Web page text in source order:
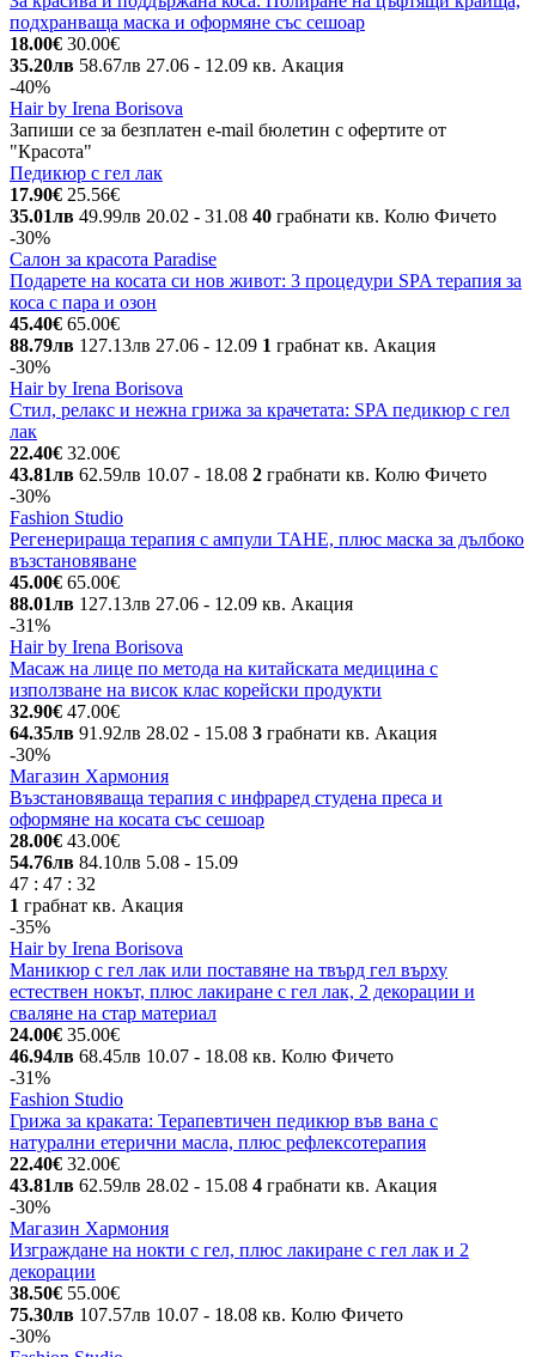
подхранваща маска и оформяне със сешоар
18.00€ 30.00€
35.20лв 58.67лв 27.06 - 12.09 кв. Акация
-40%
Hair by Irena Borisova
Запиши се за безплатен e-mail бюлетин с офертите от
"Красота"
Педикюр с гел лак
17.90€ 25.56€
35.01лв 49.99лв 20.02 - 31.08 40 грабнати кв. Колю Фичето
-30%
Салон за красота Paradise
Подарете на косата си нов живот: 3 процедури SPA терапия за
коса с пара и озон
45.40€ 65.00€
88.79лв 127.13лв 27.06 - 12.09 1 грабнат кв. Акация
-30%
Hair by Irena Borisova
Стил, релакс и нежна грижа за крачетата: SPA педикюр с гел
лак
22.40€ 32.00€
43.81лв 62.59лв 10.07 - 18.08 2 грабнати кв. Колю Фичето
-30%
Fashion Studio
Регенерираща терапия с ампули TAHE, плюс маска за дълбоко
възстановяване
45.00€ 65.00€
88.01лв 127.13лв 27.06 - 12.09 кв. Акация
-31%
Hair by Irena Borisova
Масаж на лице по метода на китайската медицина с
използване на висок клас корейски продукти
32.90€ 47.00€
64.35лв 91.92лв 28.02 - 15.08 3 грабнати кв. Акация
-30%
Магазин Хармония
Възстановяваща терапия с инфраред студена преса и
оформяне на косата със сешоар
28.00€ 43.00€
54.76лв 84.10лв 5.08 - 15.09
47 : 47 : 32
1 грабнат кв. Акация
-35%
Hair by Irena Borisova
Маникюр с гел лак или поставяне на твърд гел върху
естествен нокът, плюс лакиране с гел лак, 2 декорации и
сваляне на стар материал
24.00€ 35.00€
46.94лв 68.45лв 10.07 - 18.08 кв. Колю Фичето
-31%
Fashion Studio
Грижа за краката: Терапевтичен педикюр във вана с
натурални етерични масла, плюс рефлексотерапия
22.40€ 32.00€
43.81лв 62.59лв 28.02 - 15.08 4 грабнати кв. Акация
-30%
Магазин Хармония
Изграждане на нокти с гел, плюс лакиране с гел лак и 2
декорации
38.50€ 55.00€
75.30лв 107.57лв 10.07 - 18.08 кв. Колю Фичето
-30%